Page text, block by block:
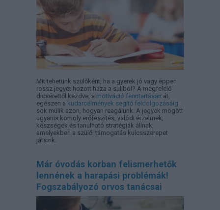
Mit tehetünk szülőként, ha a gyerek jó vagy éppen
rossz jegyet hozott haza a suliból? A megfelelő
dicsérettől kezdve, a motiváció fenntartásán át,
egészen a kudarcélmények segítő feldolgozásáig
sok múlik azon, hogyan reagálunk. A jegyek mögött
ugyanis komoly erőfeszítés, valódi érzelmek,
készségek és tanulható stratégiák állnak,
amelyekben a szülői támogatás kulcsszerepet
játszik.
Már óvodás korban felismerhetők
lennének a harapási problémák!
Fogszabályozó orvos tanácsai